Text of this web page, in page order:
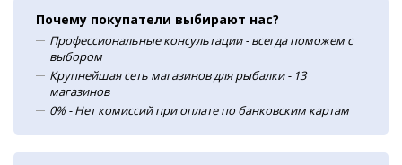
Почему покупатели выбирают нас?
Профессиональные консультации - всегда поможем с
выбором
Крупнейшая сеть магазинов для рыбалки - 13
магазинов
0% - Нет комиссий при оплате по банковским картам